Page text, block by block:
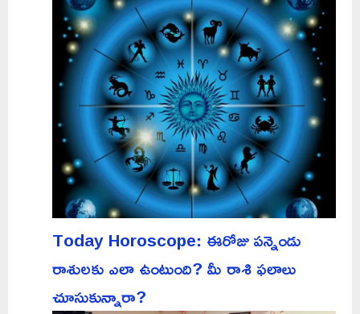
Today Horoscope: ఈరోజు పన్నెండు
రాశులకు ఎలా ఉంటుంది? మీ రాశి ఫలాలు
చూసుకున్నారా?